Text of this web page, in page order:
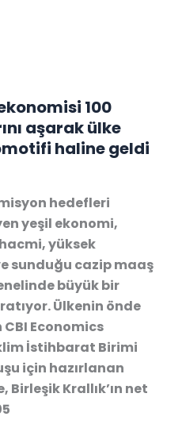
100
aşarak ülke
haline geldi
hedefleri
yeşil ekonomi,
yüksek
sunduğu cazip maaş
büyük bir
Ülkenin önde
Economics
İstihbarat Birimi
için hazırlanan
Krallık’ın net